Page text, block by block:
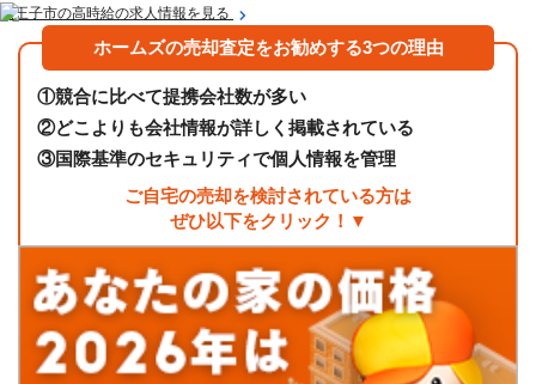
八王子市の高時給の求人情報を見る
ホームズの売却査定をお勧めする3つの理由
①競合に比べて提携会社数が多い
②どこよりも会社情報が詳しく掲載されている
③国際基準のセキュリティで個人情報を管理
ご自宅の売却を検討されている方は
ぜひ以下をクリック！▼